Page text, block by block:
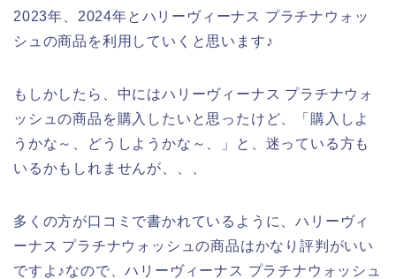
2023年、2024年とハリーヴィーナス プラチナウォッ
シュの商品を利用していくと思います♪
もしかしたら、中にはハリーヴィーナス プラチナウォ
ッシュの商品を購入したいと思ったけど、「購入しよ
うかな～、どうしようかな～、」と、迷っている方も
いるかもしれませんが、、、
多くの方が口コミで書かれているように、ハリーヴィ
ーナス プラチナウォッシュの商品はかなり評判がいい
ですよ♪なので、ハリーヴィーナス プラチナウォッシュ